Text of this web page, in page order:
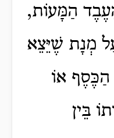
הַמָּעוֹת,
מְנָת שֶׁיֵּצֵא
אוֹ
בֵּין